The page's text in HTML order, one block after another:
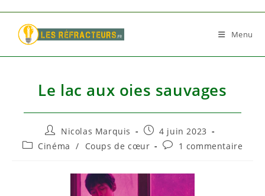
content
Menu
Le lac aux oies sauvages
Auteur/autrice
de
la
Nicolas Marquis
Publication
publiée :
4 juin 2023
PostCinéma / Coups de cœur
Commentaires
publication :
1 commentaire